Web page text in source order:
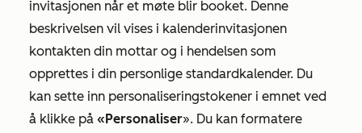
invitasjonen når et møte blir booket. Denne
beskrivelsen vil vises i kalenderinvitasjonen
kontakten din mottar og i hendelsen som
opprettes i din personlige standardkalender. Du
kan sette inn personaliseringstokener i emnet ved
å klikke på «Personaliser». Du kan formatere